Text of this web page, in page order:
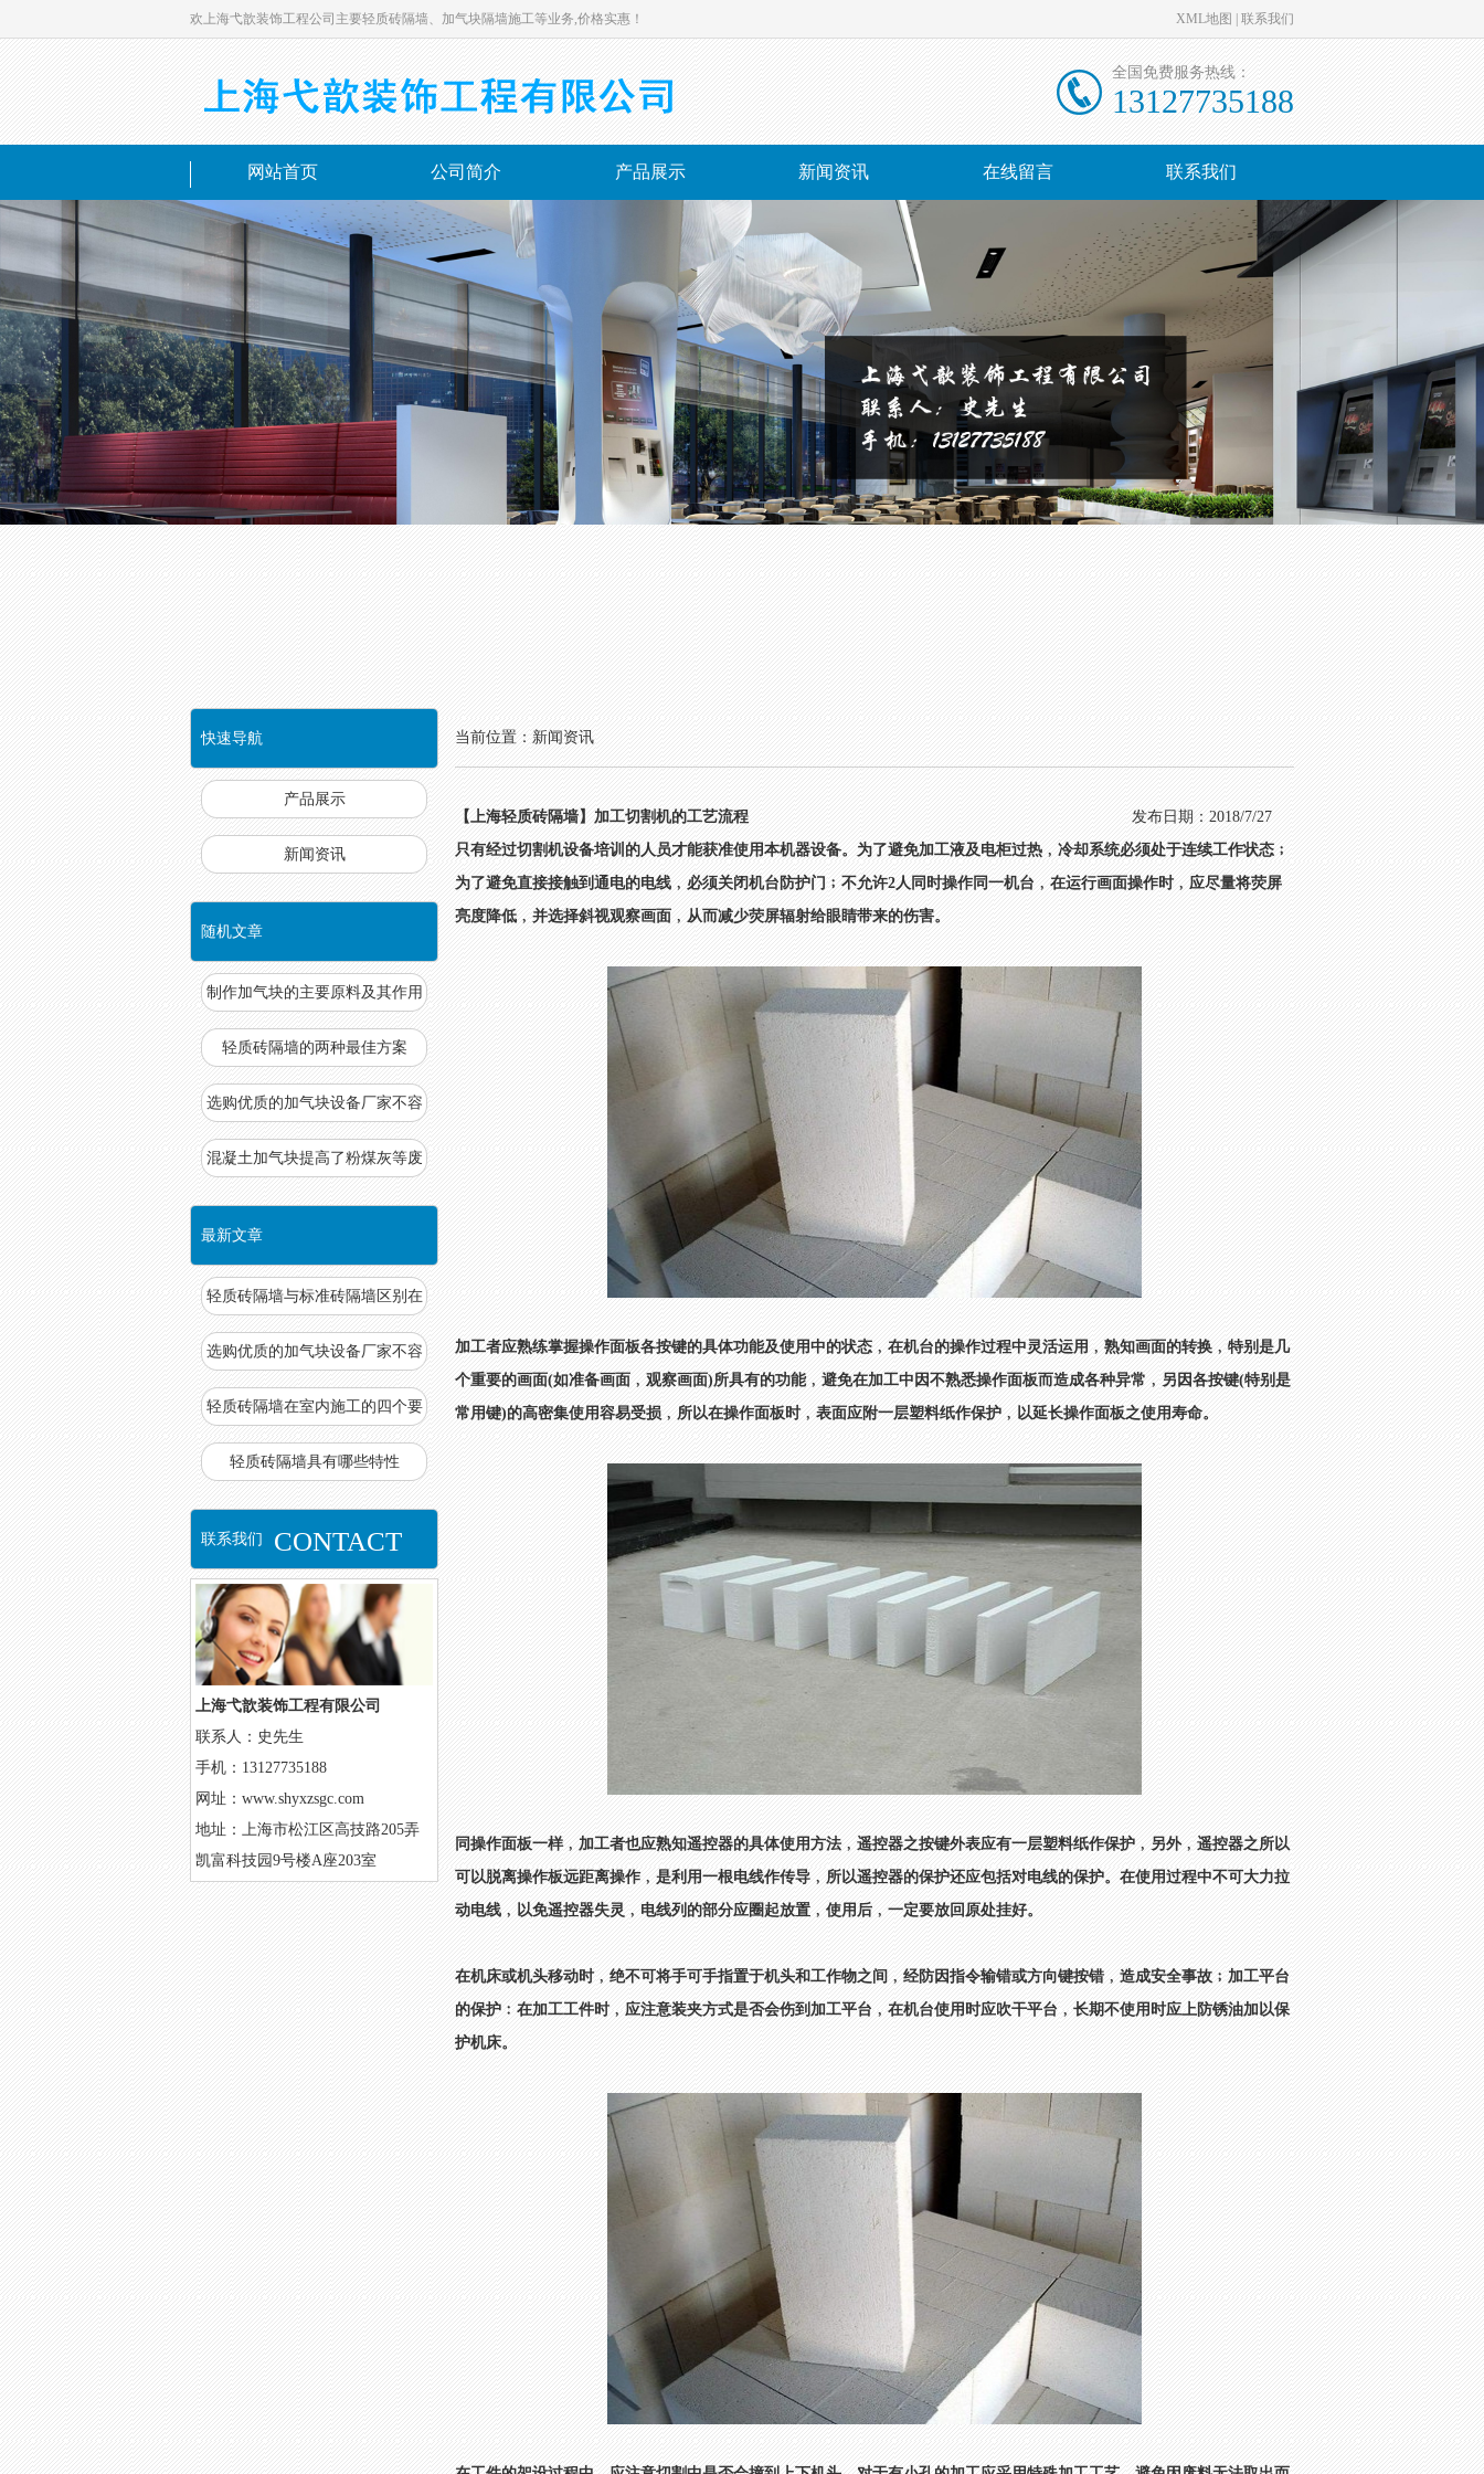
欢上海弋歆装饰工程公司主要轻质砖隔墙、加气块隔墙施工等业务,价格实惠！ XML地图 联系我们
全国免费服务热线：
13127735188
网站首页 公司简介 产品展示 新闻资讯 在线留言 联系我们
快速导航
NAVIGATION
产品展示
新闻资讯
随机文章
制作加气块的主要原料及其作用
轻质砖隔墙的两种最佳方案
选购优质的加气块设备厂家不容
易
混凝土加气块提高了粉煤灰等废
最新文章
轻质砖隔墙与标准砖隔墙区别在
哪
选购优质的加气块设备厂家不容
易
轻质砖隔墙在室内施工的四个要
求
轻质砖隔墙具有哪些特性
联系我们 CONTACT
上海弋歆装饰工程有限公司
联系人：史先生
手机：13127735188
网址：www.shyxzsgc.com
地址：上海市松江区高技路205弄
凯富科技园9号楼A座203室
当前位置：新闻资讯
【上海轻质砖隔墙】加工切割机的工艺流程
发布日期：2018/7/27
只有经过切割机设备培训的人员才能获准使用本机器设备。为了避免加工液及电柜过热﹐冷却系统必须处于连续工作状态﹔
为了避免直接接触到通电的电线﹐必须关闭机台防护门﹔不允许2人同时操作同一机台﹐在运行画面操作时﹐应尽量将荧屏
亮度降低﹐并选择斜视观察画面﹐从而减少荧屏辐射给眼睛带来的伤害。
加工者应熟练掌握操作面板各按键的具体功能及使用中的状态﹐在机台的操作过程中灵活运用﹐熟知画面的转换﹐特别是几
个重要的画面(如准备画面﹐观察画面)所具有的功能﹐避免在加工中因不熟悉操作面板而造成各种异常﹐另因各按键(特别是
常用键)的高密集使用容易受损﹐所以在操作面板时﹐表面应附一层塑料纸作保护﹐以延长操作面板之使用寿命。
同操作面板一样﹐加工者也应熟知遥控器的具体使用方法﹐遥控器之按键外表应有一层塑料纸作保护﹐另外﹐遥控器之所以
可以脱离操作板远距离操作﹐是利用一根电线作传导﹐所以遥控器的保护还应包括对电线的保护。在使用过程中不可大力拉
动电线﹐以免遥控器失灵﹐电线列的部分应圈起放置﹐使用后﹐一定要放回原处挂好。
在机床或机头移动时﹐绝不可将手可手指置于机头和工作物之间﹐经防因指令输错或方向键按错﹐造成安全事故﹔加工平台
的保护﹕在加工工件时﹐应注意装夹方式是否会伤到加工平台﹐在机台使用时应吹干平台﹐长期不使用时应上防锈油加以保
护机床。